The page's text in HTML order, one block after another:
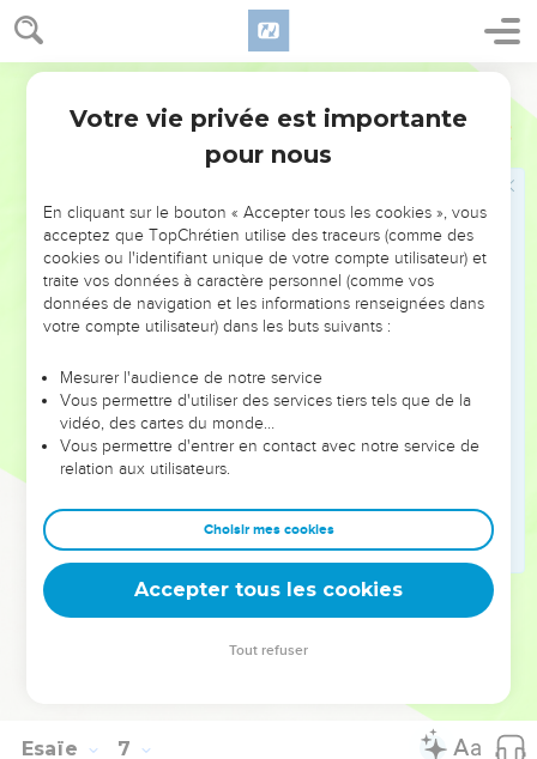
Esaïe 6
lèvres, c'est pourquoi ton iniquité sera ôtée, et la propitiation
Puis j'ouïs la voix du Seigneur, disant ; qui enverrai-je, et
qui ira pour nous ? et je dis ; me voici, envoie-moi.
Et il dit ; va, et dis à ce peuple ; En entendant vous
vous verrez, mais vous n'apercevrez point.
Engraisse le cœur de ce peuple, et rends ses oreilles
pesantes, et bouche ses yeux ; de peur qu'il ne voie de ses
yeux, et qu'il n'entende de ses oreilles, et que son cœur ne
comprenne, et qu'il ne se convertisse, et qu'il ne recouvre la
Et je dis ; jusques-à quand, Seigneur ? et il répondit :
Jusques-à ce que les villes aient été désolées, et qu'il n'y ait
plus d'habitants, ni d'homme dans les maisons, et que la
terre soit mise en une entière désolation ;
Et que l'Eternel ait dispersé au loin les hommes, et que
celle qu'il aura abandonnée ait demeuré longtemps au
milieu du pays.
Toutefois il y en aura encore en elle une dizaine, puis elle
sera derechef broutée ; [mais] comme la fermeté des chênes
Esaïe 7
Votre vie privée est importante
pour nous
En cliquant sur le bouton « Accepter tous les cookies », vous
acceptez que TopChrétien utilise des traceurs (comme des
cookies ou l'identifiant unique de votre compte utilisateur) et
traite vos données à caractère personnel (comme vos
données de navigation et les informations renseignées dans
votre compte utilisateur) dans les buts suivants :
Mesurer l'audience de notre service
Vous permettre d'utiliser des services tiers tels que de la
vidéo, des cartes du monde…
Vous permettre d'entrer en contact avec notre service de
relation aux utilisateurs.
Choisir mes cookies
Accepter tous les cookies
Tout refuser